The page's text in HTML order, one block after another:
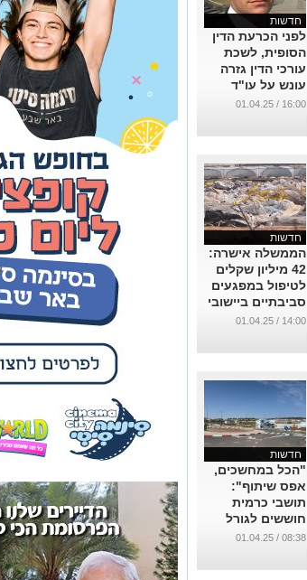
חדשות
לפני הכרעת הדין
הסופית, לשכת
עורכי הדין גזרה
עונש על עו"ד
אלכס שוד
16:00 / 01.04.25
חדשות
הממשלה אישרה:
42 מיליון שקלים
לטיפול במפגעים
סביבתיים ביישובי
הבדואים בנגב
14:00 / 01.04.25
חדשות
"הכל במחשכים,
אפס שיתוף":
תושבי כרמית
חוששים לגורל
היישוב
08:38 / 01.04.25